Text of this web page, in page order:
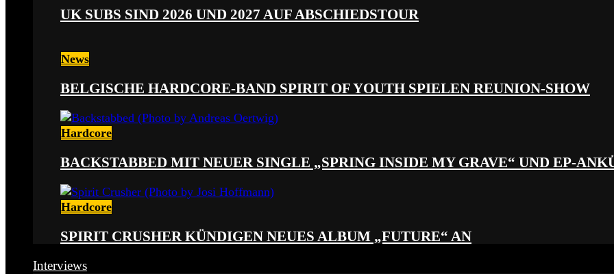
UK SUBS SIND 2026 UND 2027 AUF ABSCHIEDSTOUR
News
BELGISCHE HARDCORE-BAND SPIRIT OF YOUTH SPIELEN REUNION-SHOW
Hardcore
BACKSTABBED MIT NEUER SINGLE „SPRING INSIDE MY GRAVE“ UND EP-
Hardcore
SPIRIT CRUSHER KÜNDIGEN NEUES ALBUM „FUTURE“ AN
Interviews